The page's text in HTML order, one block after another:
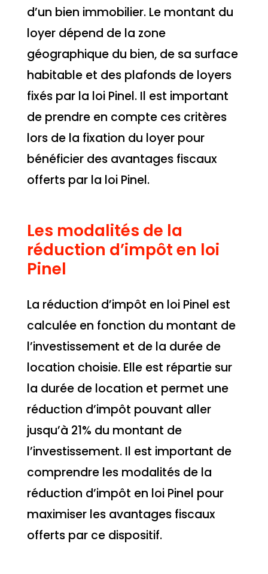
d’un bien immobilier. Le montant du
loyer dépend de la zone
géographique du bien, de sa surface
habitable et des plafonds de loyers
fixés par la loi Pinel. Il est important
de prendre en compte ces critères
lors de la fixation du loyer pour
bénéficier des avantages fiscaux
offerts par la loi Pinel.
Les modalités de la
réduction d’impôt en loi
Pinel
La réduction d’impôt en loi Pinel est
calculée en fonction du montant de
l’investissement et de la durée de
location choisie. Elle est répartie sur
la durée de location et permet une
réduction d’impôt pouvant aller
jusqu’à 21% du montant de
l’investissement. Il est important de
comprendre les modalités de la
réduction d’impôt en loi Pinel pour
maximiser les avantages fiscaux
offerts par ce dispositif.